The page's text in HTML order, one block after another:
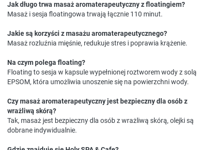
Jak długo trwa masaż aromaterapeutyczny z floatingiem?
Masaż i sesja floatingowa trwają łącznie 110 minut.
Jakie są korzyści z masażu aromaterapeutycznego?
Masaż rozluźnia mięśnie, redukuje stres i poprawia krążenie.
Na czym polega floating?
Floating to sesja w kapsule wypełnionej roztworem wody z solą
EPSOM, która umożliwia unoszenie się na powierzchni wody.
Czy masaż aromaterapeutyczny jest bezpieczny dla osób z
wrażliwą skórą?
Tak, masaż jest bezpieczny dla osób z wrażliwą skórą, olejki są
dobrane indywidualnie.